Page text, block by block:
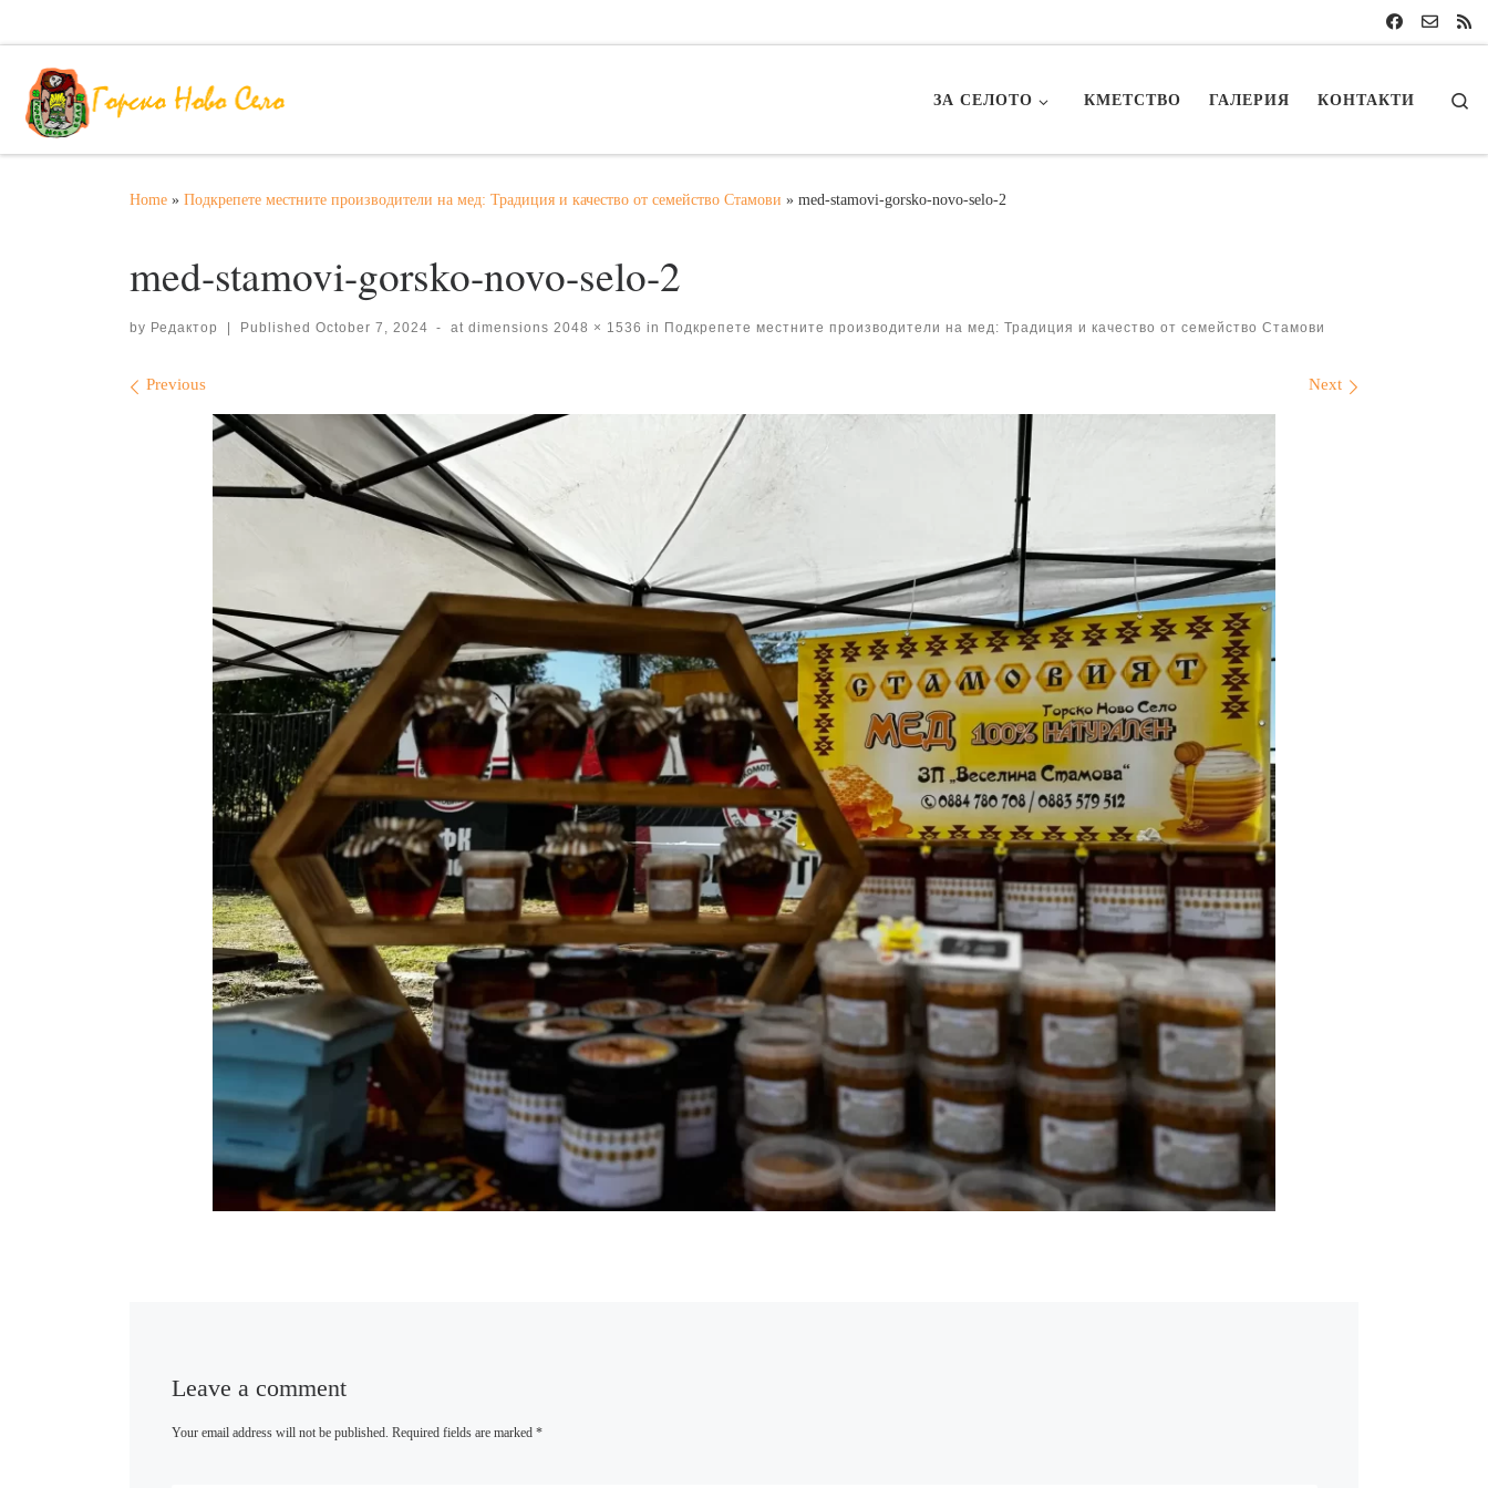
ЗА СЕЛОТО КМЕТСТВО ГАЛЕРИЯ КОНТАКТИ
Home » Подкрепете местните производители на мед: Традиция и качество от семейство Стамови » med-stamovi-gorsko-novo-selo-2
med-stamovi-gorsko-novo-selo-2
by Редактор Published October 7, 2024 - at dimensions 2048 × 1536 in Подкрепете местните производители на мед: Традиция и качество от семейство Стамови
Images navigation
Previous Next
Leave a comment
Your email address will not be published. Required fields are marked *